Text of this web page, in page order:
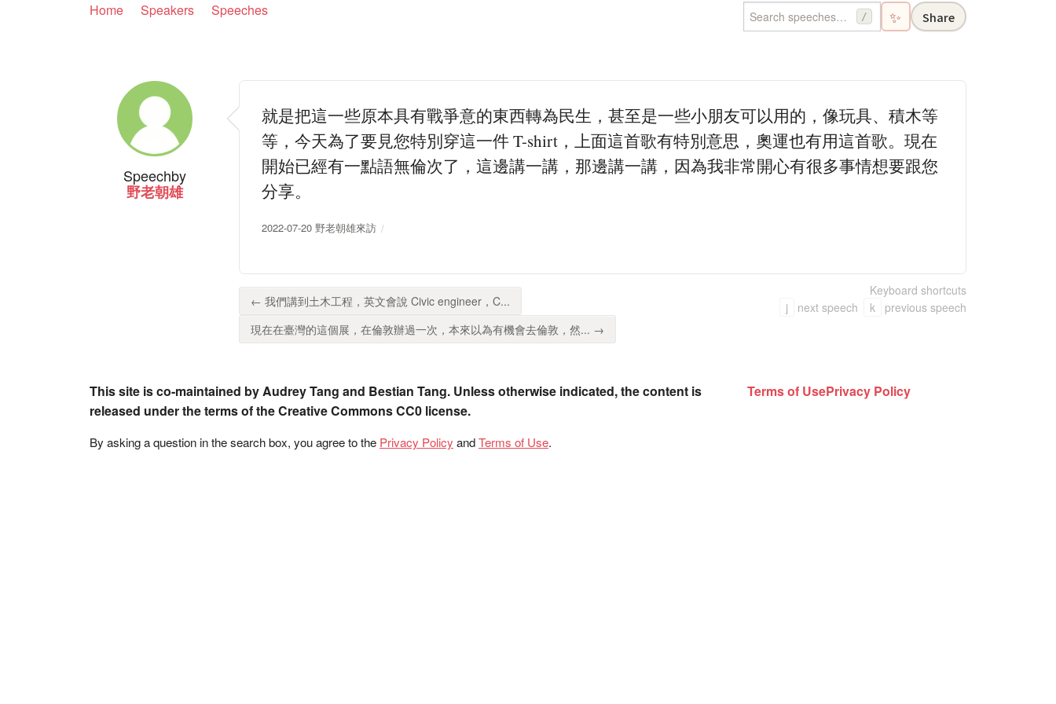
Home Speakers Speeches / ✨ Share
Speechby
野老朝雄
就是把這一些原本具有戰爭意的東西轉為民生，甚至是一些小朋友可以用的，像玩具、積木等
等，今天為了要見您特別穿這一件 T-shirt，上面這首歌有特別意思，奧運也有用這首歌。現在
開始已經有一點語無倫次了，這邊講一講，那邊講一講，因為我非常開心有很多事情想要跟您
分享。
2022-07-20 野老朝雄來訪
← 我們講到土木工程，英文會說 Civic engineer，C...
現在在臺灣的這個展，在倫敦辦過一次，本來以為有機會去倫敦，然... →
Keyboard shortcuts
j
next speech k previous speech
This site is co-maintained by Audrey Tang and Bestian Tang. Unless otherwise indicated, the content is
released under the terms of the Creative Commons CC0 license.
By asking a question in the search box, you agree to the Privacy Policy andTerms of Use.
Terms of UsePrivacy Policy